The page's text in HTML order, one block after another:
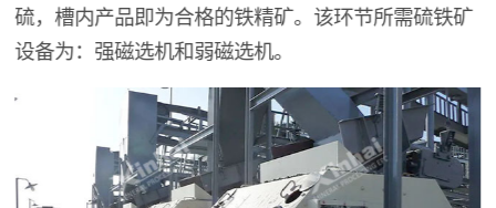
硫，槽内产品即为合格的铁精矿。该环节所需硫铁矿
设备为：强磁选机和弱磁选机。